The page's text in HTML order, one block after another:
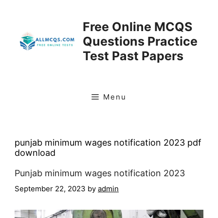
Free Online MCQS
Questions Practice
Test Past Papers
Menu
punjab minimum wages notification 2023 pdf
download
Punjab minimum wages notification 2023
September 22, 2023 by admin